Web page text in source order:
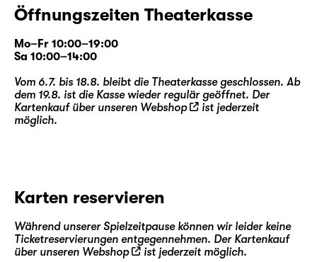
Öffnungszeiten Theaterkasse
Mo–Fr 10:00–19:00
Sa 10:00–14:00
Vom 6.7. bis 18.8. bleibt die Theaterkasse geschlossen. Ab
dem 19.8. ist die Kasse wieder regulär geöffnet. Der
Kartenkauf über unseren Webshop
ist jederzeit
möglich.
Karten reservieren
Während unserer Spielzeitpause können wir leider keine
Ticketreservierungen entgegennehmen. Der Kartenkauf
über unseren Webshop ist jederzeit möglich.